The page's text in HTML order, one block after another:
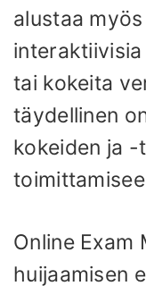
alustaa
tai kokeita
täydellinen
kokeiden ja -
Online Exam
huijaamisen